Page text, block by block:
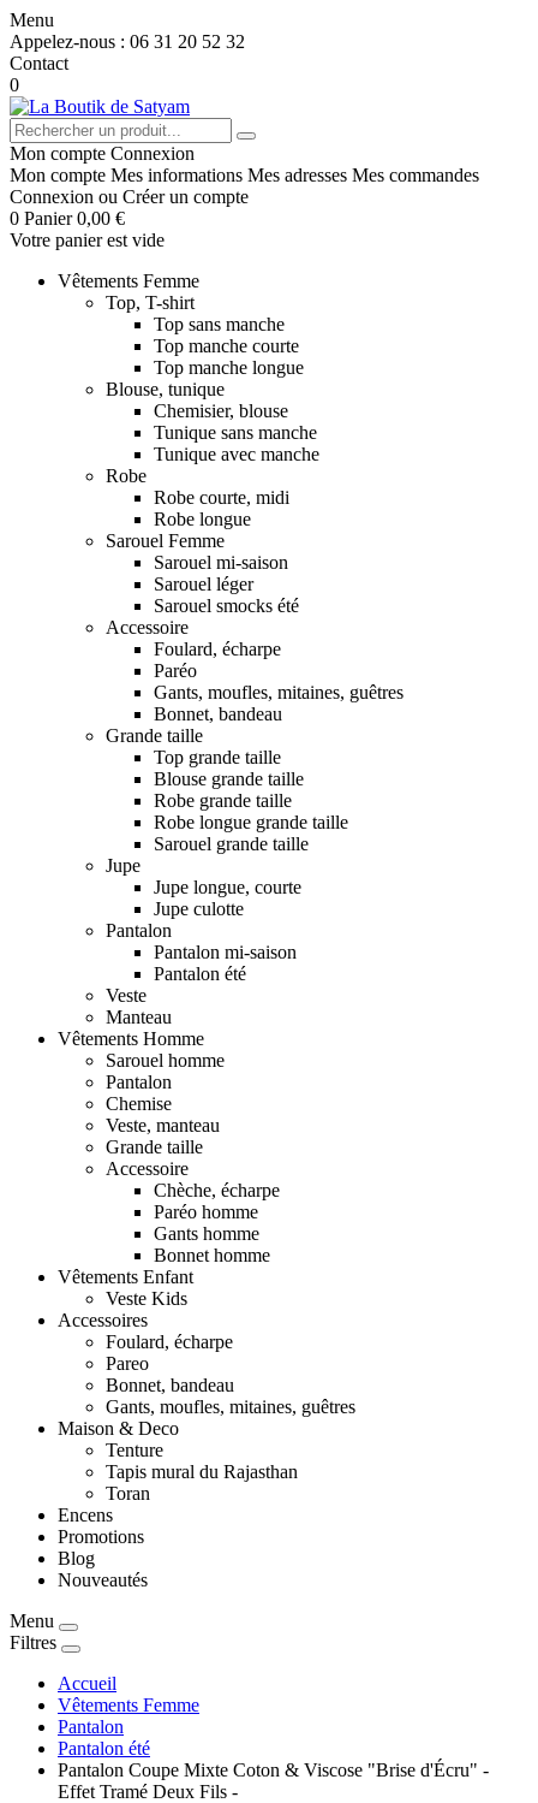
Menu
Appelez-nous : 06 31 20 52 32
Contact
0
Mon compte Connexion
Mon compte Mes informations Mes adresses Mes commandes
Connexion ou Créer un compte
0 Panier 0,00 €
Votre panier est vide
Vêtements Femme
Top, T-shirt
Top sans manche
Top manche courte
Top manche longue
Blouse, tunique
Chemisier, blouse
Tunique sans manche
Tunique avec manche
Robe
Robe courte, midi
Robe longue
Sarouel Femme
Sarouel mi-saison
Sarouel léger
Sarouel smocks été
Accessoire
Foulard, écharpe
Paréo
Gants, moufles, mitaines, guêtres
Bonnet, bandeau
Grande taille
Top grande taille
Blouse grande taille
Robe grande taille
Robe longue grande taille
Sarouel grande taille
Jupe
Jupe longue, courte
Jupe culotte
Pantalon
Pantalon mi-saison
Pantalon été
Veste
Manteau
Vêtements Homme
Sarouel homme
Pantalon
Chemise
Veste, manteau
Grande taille
Accessoire
Chèche, écharpe
Paréo homme
Gants homme
Bonnet homme
Vêtements Enfant
Veste Kids
Accessoires
Foulard, écharpe
Pareo
Bonnet, bandeau
Gants, moufles, mitaines, guêtres
Maison & Deco
Tenture
Tapis mural du Rajasthan
Toran
Encens
Promotions
Blog
Nouveautés
Menu
Filtres
Accueil
Vêtements Femme
Pantalon
Pantalon été
Pantalon Coupe Mixte Coton & Viscose "Brise d'Écru" -
Effet Tramé Deux Fils -